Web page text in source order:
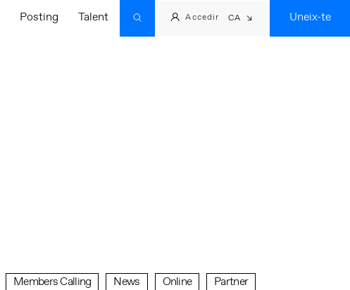
Posting Talent Accedir CA Uneix-te
Members Calling News Online
Partner